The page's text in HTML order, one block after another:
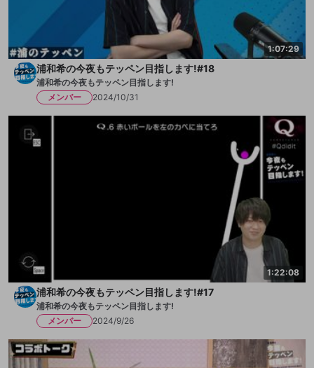
1:07:29
浦和希の今夜もテッペン目指します!#18
浦和希の今夜もテッペン目指します!
メンバー
2024/10/31
1:22:08
浦和希の今夜もテッペン目指します!#17
浦和希の今夜もテッペン目指します!
メンバー
2024/9/26